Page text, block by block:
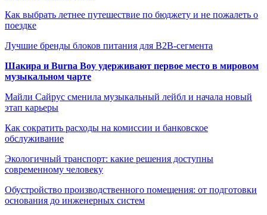
Как выбрать летнее путешествие по бюджету и не пожалеть о
поездке
Лучшие бренды блоков питания для B2B-сегмента
Шакира и Burna Boy удерживают первое место в мировом
музыкальном чарте
Майли Сайрус сменила музыкальный лейбл и начала новый
этап карьеры
Как сократить расходы на комиссии и банковское
обслуживание
Экологичный транспорт: какие решения доступны
современному человеку
Обустройство производственного помещения: от подготовки
основания до инженерных систем